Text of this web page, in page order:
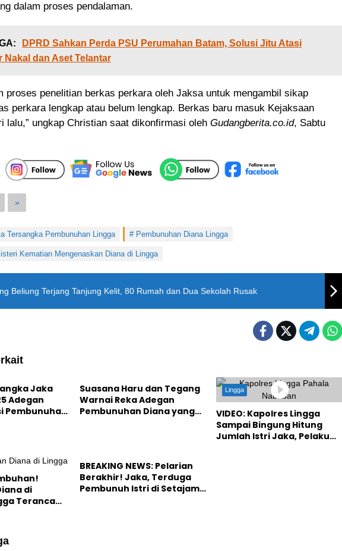
dalam proses pendalaman.
DPRD Sahkan Perda PSU Perumahan Batam, Solusi Jitu Atasi
Nakal dan Aset Telantar
proses penelitian berkas perkara oleh Jaksa untuk mengambil sikap
perkara lengkap atau belum lengkap. Berkas baru masuk Kejaksaan
lalu,” ungkap Christian saat dikonfirmasi oleh Gudangberita.co.id, Sabtu
»
Tersangka Pembunuhan Lingga Pembunuhan Diana Lingga
Kematian Mengenaskan Diana di Lingga
Beliung Terjang Tanjung Kelit, 80 Rumah dan Dua Sekolah Rusak
Jaka
Adegan
Pembunuhan
Suasana Haru dan Tegang
Warnai Reka Adegan
Pembunuhan Diana yang
Lingga
VIDEO: Kapolres Lingga
Sampai Bingung Hitung
Jumlah Istri Jaka, Pelaku
di
Terancam
BREAKING NEWS: Pelarian
Berakhir! Jaka, Terduga
Pembunuh Istri di Setajam